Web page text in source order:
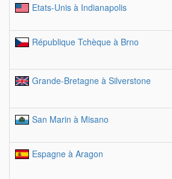
Etats-Unis à Indianapolis
République Tchèque à Brno
Grande-Bretagne à Silverstone
San Marin à Misano
Espagne à Aragon